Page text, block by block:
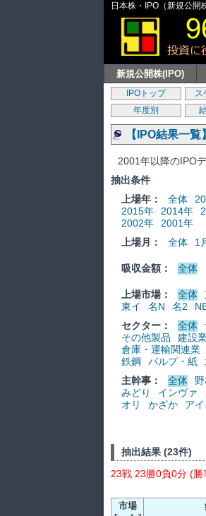
日本株・IPO（新規公開
新規公開株(IPO)
IPOトップ ス
年度別
【IPO結果一
2001年以降のIPO
抽出条件
上場年：
全体
2015年
2014年
2002年
2001年
上場月：
全体 1
吸収金額： 全体
上場市場： 全体
東イ
名N 名2
セクター：
全体
その他製品
建設
倉庫・運輸関連業
鉄鋼
パルプ・紙
主幹事：
全体
みどり
インヴァ
オリ
かざか アイ
抽出結果 (23件)
23戦 23勝0負0分 (勝
市場